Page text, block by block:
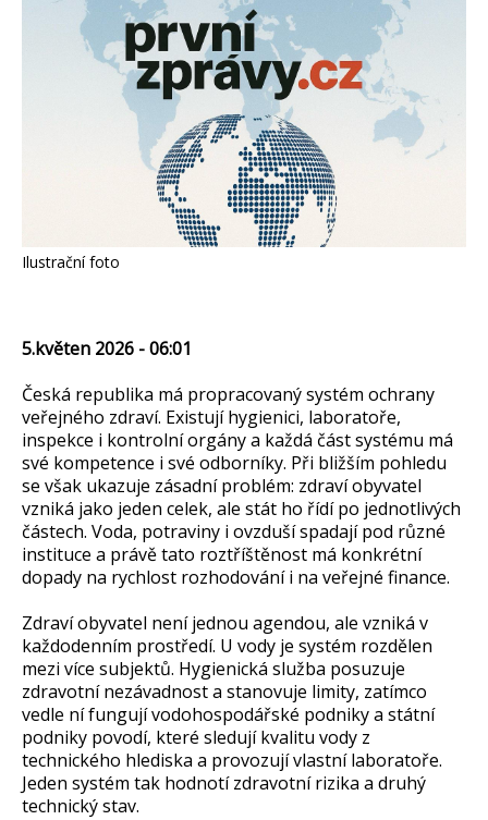
Ilustrační foto
5.květen 2026 - 06:01
Česká republika má propracovaný systém ochrany
veřejného zdraví. Existují hygienici, laboratoře,
inspekce i kontrolní orgány a každá část systému má
své kompetence i své odborníky. Při bližším pohledu
se však ukazuje zásadní problém: zdraví obyvatel
vzniká jako jeden celek, ale stát ho řídí po jednotlivých
částech. Voda, potraviny i ovzduší spadají pod různé
instituce a právě tato roztříštěnost má konkrétní
dopady na rychlost rozhodování i na veřejné finance.
Zdraví obyvatel není jednou agendou, ale vzniká v
každodenním prostředí. U vody je systém rozdělen
mezi více subjektů. Hygienická služba posuzuje
zdravotní nezávadnost a stanovuje limity, zatímco
vedle ní fungují vodohospodářské podniky a státní
podniky povodí, které sledují kvalitu vody z
technického hlediska a provozují vlastní laboratoře.
Jeden systém tak hodnotí zdravotní rizika a druhý
technický stav.